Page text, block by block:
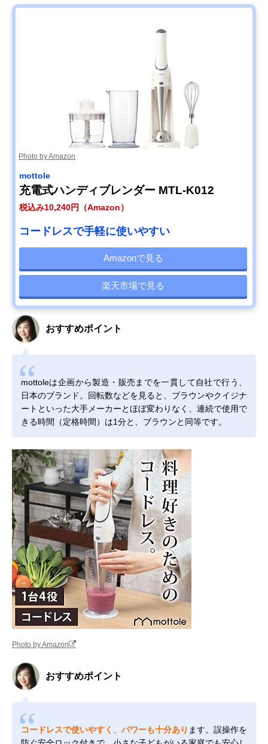
Photo by Amazon
mottole
充電式ハンディブレンダー MTL-K012
税込み10,240円（Amazon）
コードレスで手軽に使いやすい
Amazonで見る
楽天市場で見る
おすすめポイント
mottoleは企画から製造・販売までを一貫して自社で行う、
日本のブランド。回転数などを見ると、ブラウンやクイジナ
ートといった大手メーカーとほぼ変わりなく、連続で使用で
きる時間（定格時間）は1分と、ブラウンと同等です。
Photo by Amazon
おすすめポイント
コードレスで使いやすく、パワーも十分あり ます。誤操作を